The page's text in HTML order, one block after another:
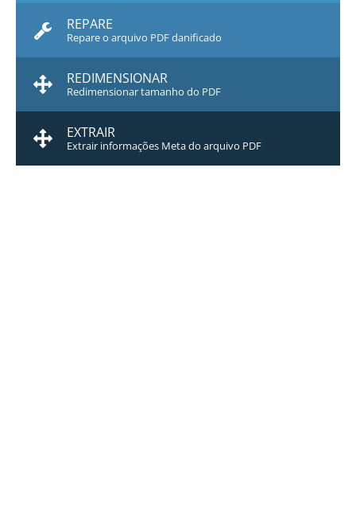
REPARE
Repare o arquivo PDF danificado
REDIMENSIONAR
Redimensionar tamanho do PDF
EXTRAIR
Extrair informações Meta do arquivo PDF